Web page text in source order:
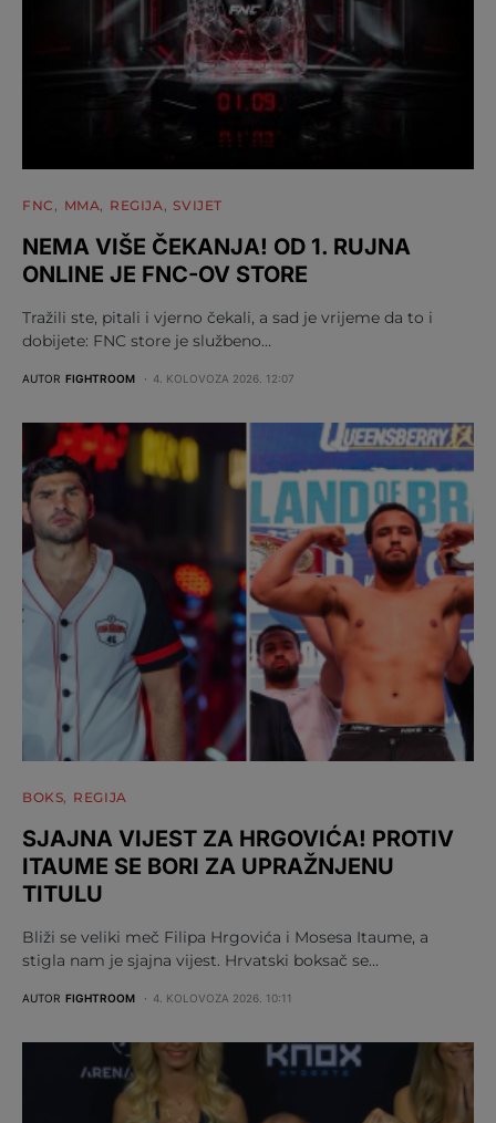
FNC MMA REGIJA SVIJET
NEMA VIŠE ČEKANJA! OD 1. RUJNA
ONLINE JE FNC-OV STORE
Tražili ste, pitali i vjerno čekali, a sad je vrijeme da to i
dobijete: FNC store je službeno…
AUTOR FIGHTROOM 4. KOLOVOZA 2026. 12:07
BOKS REGIJA
SJAJNA VIJEST ZA HRGOVIĆA! PROTIV
ITAUME SE BORI ZA UPRAŽNJENU
TITULU
Bliži se veliki meč Filipa Hrgovića i Mosesa Itaume, a
stigla nam je sjajna vijest. Hrvatski boksač se…
AUTOR FIGHTROOM 4. KOLOVOZA 2026. 10:11